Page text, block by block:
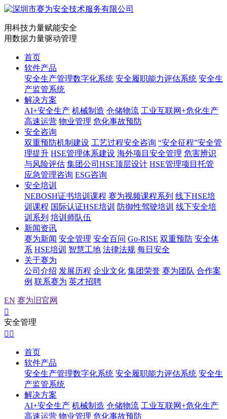
用科技力量赋能安全
用数据力量驱动管理
首页
软件产品
安全生产管理数字化系统 安全履职能力评估系统 安全生
产监管系统
解决方案
AI+安全生产 机械制造 仓储物流 工业互联网+危化生产
高速运营 物业管理 危化事故预防
安全咨询
双重预防机制建设 工艺过程安全咨询 “安全征程”安全管
理提升 HSE管理体系建设 海外项目安全管理 危害辨识
与风险评估 集团公司HSE顶层设计 HSE管理项目托管
应急管理咨询 ESG咨询
安全培训
NEBOSH证书培训课程 赛为视频课程系列 线下HSE培
训课程 国际认证HSE培训 防御性驾驶培训 线下安全培
训系列 培训师队伍
新闻资讯
赛为新闻 安全管理 安全百问 Go-RISE 双重预防 安全体
系 HSE培训 智慧工地 法律法规 每日安全
关于赛为
公司介绍 发展历程 企业文化 集团荣誉 赛为团队 合作案
例 联系赛为 英才招聘
EN 赛为旧官网

安全管理
 
首页
软件产品
安全生产管理数字化系统 安全履职能力评估系统 安全生
产监管系统
解决方案
AI+安全生产 机械制造 仓储物流 工业互联网+危化生产
高速运营 物业管理 危化事故预防